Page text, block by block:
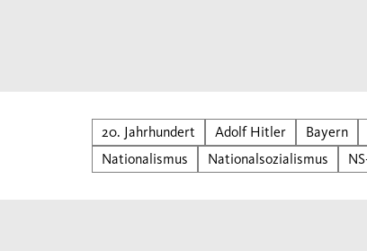
20. Jahrhundert Adolf Hitler Bayern
Nationalismus
Nationalsozialismus